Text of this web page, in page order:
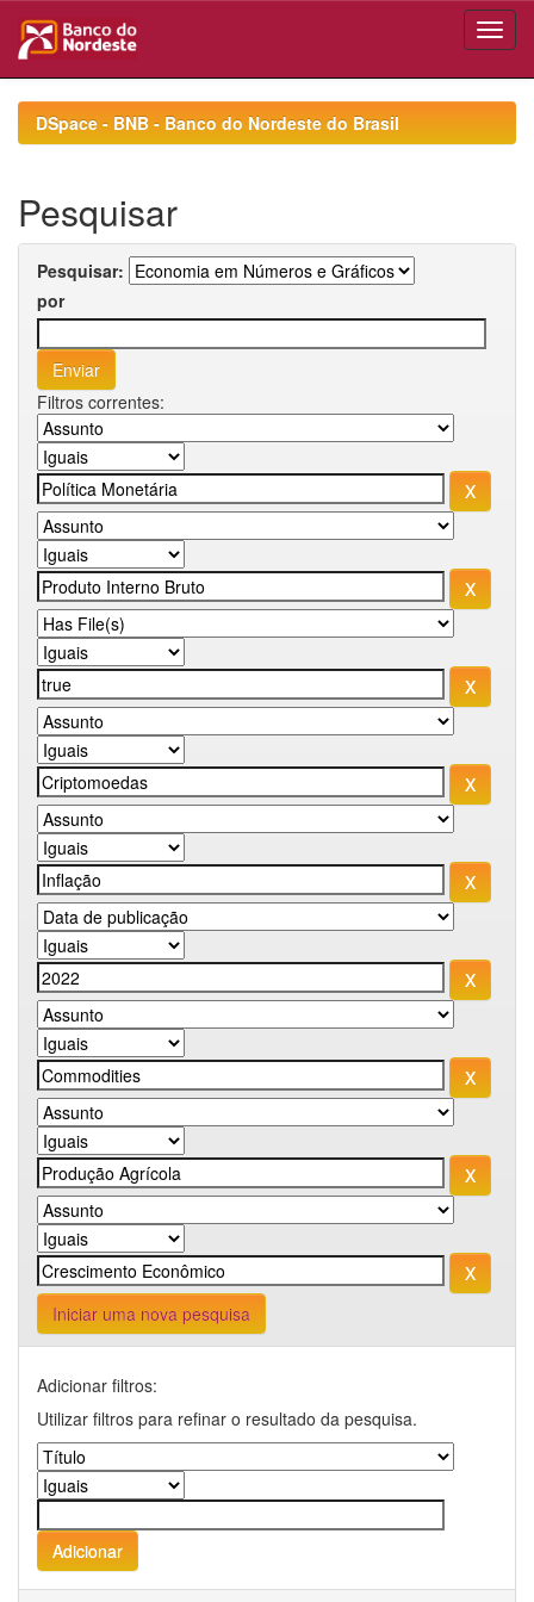
navigationDSpace - BNB - Banco do Nordeste do Brasil
Pesquisar
Pesquisar:
por
Filtros correntes:
Iniciar uma nova pesquisa
Adicionar filtros:
Utilizar filtros para refinar o resultado da pesquisa.